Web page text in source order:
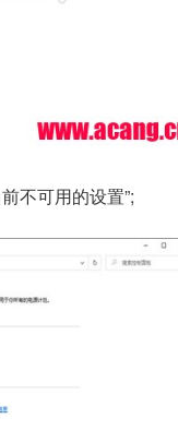
不可用的设置”;